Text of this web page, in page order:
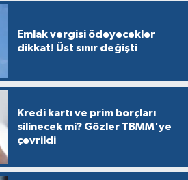
Emlak vergisi ödeyecekler
dikkat! Üst sınır değişti
Kredi kartı ve prim borçları
silinecek mi? Gözler TBMM'ye
çevrildi